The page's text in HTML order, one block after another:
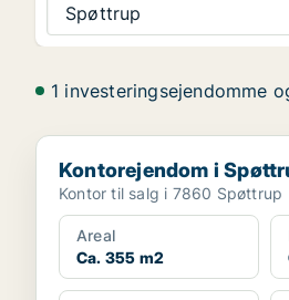
Spøttrup
1 investeringsejendomme
Kontorejendom i Spøttrup
Kontorejendom i
Kontor til salg i 7860 Spøttrup
Areal
Ca. 355 m2